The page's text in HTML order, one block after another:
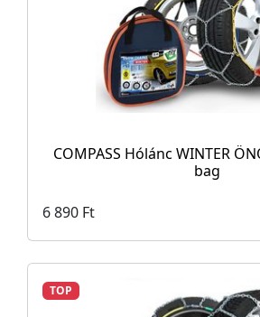
COMPASS Hólánc WINTER
bag
6 890 Ft
TOP